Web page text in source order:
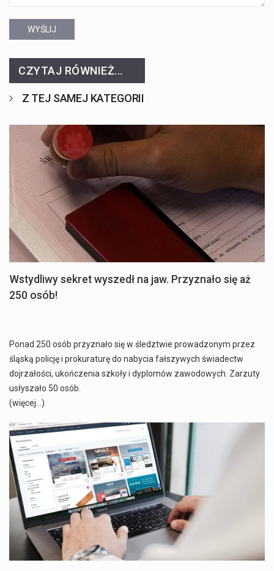
WYŚLIJ
CZYTAJ RÓWNIEŻ...
Z TEJ SAMEJ KATEGORII
Wstydliwy sekret wyszedł na jaw. Przyznało się aż
250 osób!
Ponad 250 osób przyznało się w śledztwie prowadzonym przez
śląską policję i prokuraturę do nabycia fałszywych świadectw
dojrzałości, ukończenia szkoły i dyplomów zawodowych. Zarzuty
usłyszało 50 osób.
(więcej…)